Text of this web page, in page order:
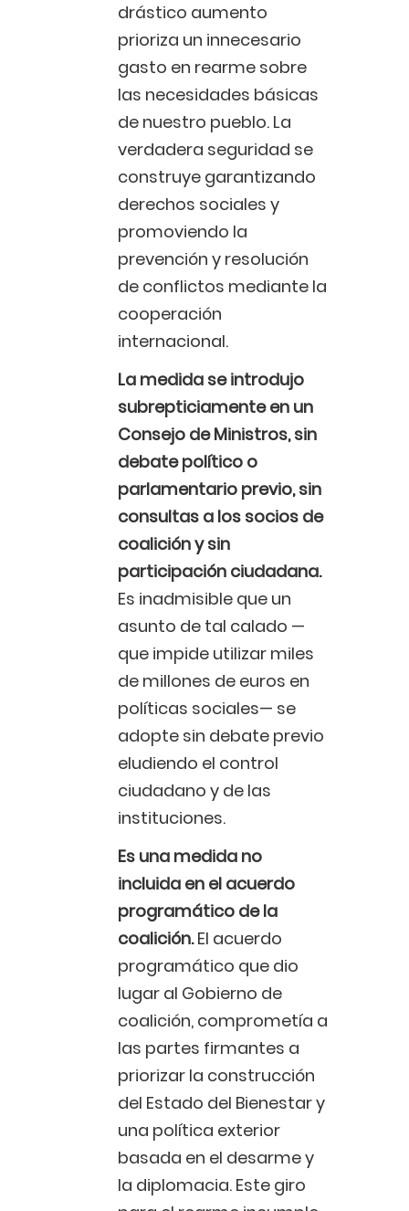
drástico aumento
prioriza un innecesario
gasto en rearme sobre
las necesidades básicas
de nuestro pueblo. La
verdadera seguridad se
construye garantizando
derechos sociales y
promoviendo la
prevención y resolución
de conflictos mediante la
cooperación
internacional.
La medida se introdujo
subrepticiamente en un
Consejo de Ministros, sin
debate político o
parlamentario previo, sin
consultas a los socios de
coalición y sin
participación ciudadana.
Es inadmisible que un
asunto de tal calado —
que impide utilizar miles
de millones de euros en
políticas sociales— se
adopte sin debate previo
eludiendo el control
ciudadano y de las
instituciones.
Es una medida no
incluida en el acuerdo
programático de la
coalición.El acuerdo
programático que dio
lugar al Gobierno de
coalición, comprometía a
las partes firmantes a
priorizar la construcción
del Estado del Bienestar y
una política exterior
basada en el desarme y
la diplomacia. Este giro